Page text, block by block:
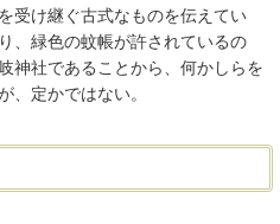
受け継ぐ古式なものを伝えてい
、緑色の蚊帳が許されているの
神社であることから、何かしらを
、定かではない。